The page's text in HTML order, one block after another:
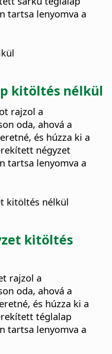
tartsa lenyomva a
kitöltés nélkül
rajzol a
oda, ahová a
és húzza ki a
négyzet
tartsa lenyomva a
kitöltés nélkül
kitöltés
rajzol a
oda, ahová a
és húzza ki a
téglalap
tartsa lenyomva a